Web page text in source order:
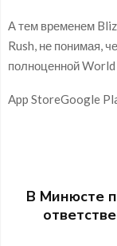
А тем временем
Rush, не понимая,
полноценной
App StoreGoogle
В Минюсте